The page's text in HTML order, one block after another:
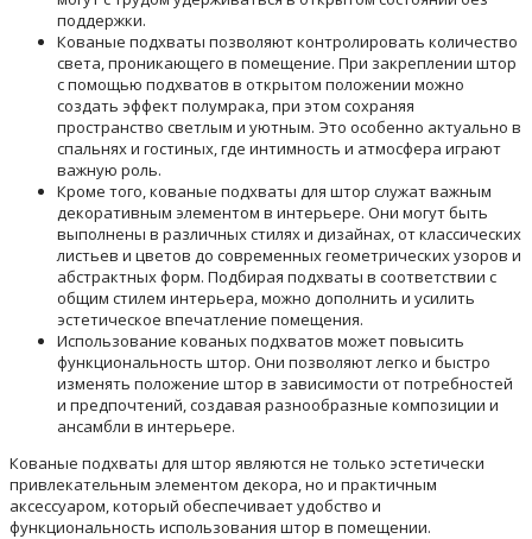
поддержки.
Кованые подхваты позволяют контролировать количество
света, проникающего в помещение. При закреплении штор
с помощью подхватов в открытом положении можно
создать эффект полумрака, при этом сохраняя
пространство светлым и уютным. Это особенно актуально в
спальнях и гостиных, где интимность и атмосфера играют
важную роль.
Кроме того, кованые подхваты для штор служат важным
декоративным элементом в интерьере. Они могут быть
выполнены в различных стилях и дизайнах, от классических
листьев и цветов до современных геометрических узоров и
абстрактных форм. Подбирая подхваты в соответствии с
общим стилем интерьера, можно дополнить и усилить
эстетическое впечатление помещения.
Использование кованых подхватов может повысить
функциональность штор. Они позволяют легко и быстро
изменять положение штор в зависимости от потребностей
и предпочтений, создавая разнообразные композиции и
ансамбли в интерьере.
Кованые подхваты для штор являются не только эстетически
привлекательным элементом декора, но и практичным
аксессуаром, который обеспечивает удобство и
функциональность использования штор в помещении.